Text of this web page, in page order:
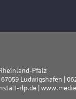
Pfalz
Ludwigshafen |
rlp.de |